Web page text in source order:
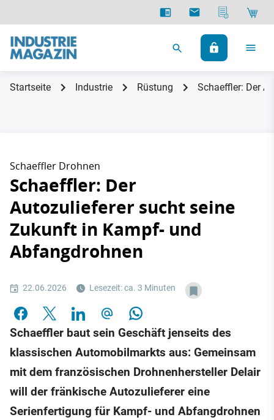
Startseite Industrie Rüstung Schaeffler: Der
Schaeffler Drohnen
Schaeffler: Der
Autozulieferer sucht seine
Zukunft in Kampf- und
Abfangdrohnen
22.06.2026 Lesezeit: ca. 3 Minuten
Schaeffler baut sein Geschäft jenseits des
klassischen Automobilmarkts aus: Gemeinsam
mit dem französischen Drohnenhersteller Delair
will der fränkische Autozulieferer eine
Serienfertigung für Kampf- und Abfangdrohnen